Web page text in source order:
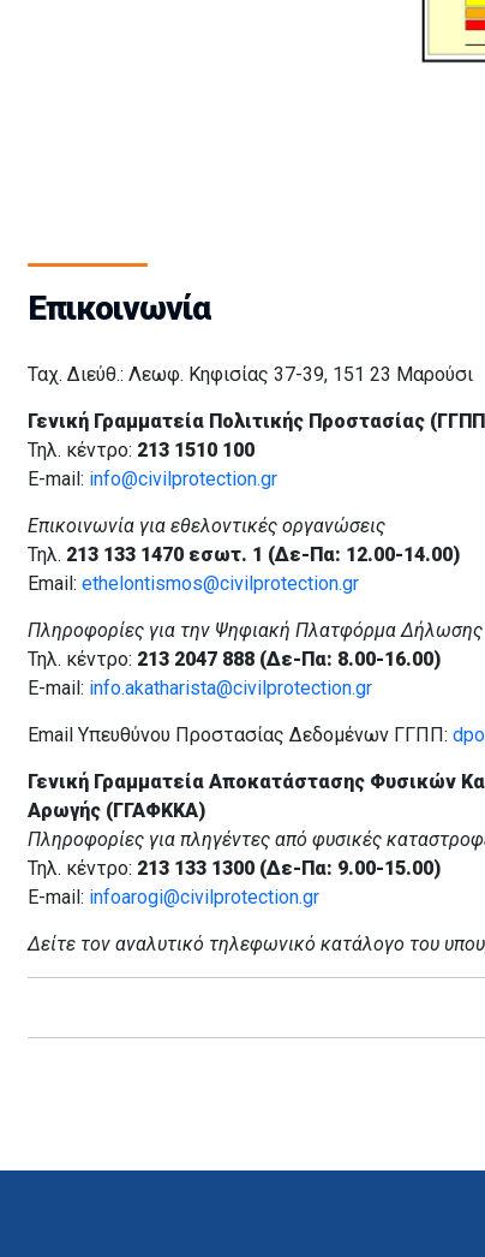
Επικοινωνία
Ταχ. Διεύθ.: Λεωφ. Κηφισίας 37-39, 151 23 Μαρούσι
Γενική Γραμματεία Πολιτικής Προστασίας
Τηλ. κέντρο: 213 1510 100
E-mail: info@civilprotection.gr
Επικοινωνία για εθελοντικές οργανώσεις
Τηλ. 213 133 1470 εσωτ. 1 (Δε-Πα: 12.00-14.00)
Email: ethelontismos@civilprotection.gr
Πληροφορίες για την Ψηφιακή Πλατφόρμα
Τηλ. κέντρο: 213 2047 888 (Δε-Πα: 8.00-16.00)
E-mail: info.akatharista@civilprotection.gr
Email Υπευθύνου Προστασίας Δεδομένων ΓΓΠΠ:
Γενική Γραμματεία Αποκατάστασης Φυσικών
Αρωγής (ΓΓΑΦΚΚΑ)
Πληροφορίες για πληγέντες από φυσικές
Τηλ. κέντρο: 213 133 1300 (Δε-Πα: 9.00-15.00)
E-mail: infoarogi@civilprotection.gr
Δείτε τον αναλυτικό τηλεφωνικό κατάλογο του